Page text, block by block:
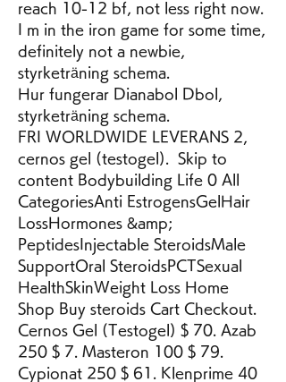
reach 10-12 bf, not less right now.
I m in the iron game for some time,
definitely not a newbie,
styrketräning schema.
Hur fungerar Dianabol Dbol,
styrketräning schema.
FRI WORLDWIDE LEVERANS 2,
cernos gel (testogel).  Skip to
content Bodybuilding Life 0 All
CategoriesAnti EstrogensGelHair
LossHormones &amp;
PeptidesInjectable SteroidsMale
SupportOral SteroidsPCTSexual
HealthSkinWeight Loss Home
Shop Buy steroids Cart Checkout.
Cernos Gel (Testogel) $ 70. Azab
250 $ 7. Masteron 100 $ 79.
Cypionat 250 $ 61. Klenprime 40